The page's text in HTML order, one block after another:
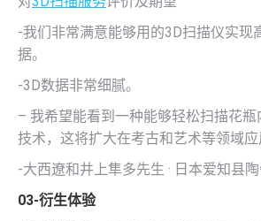
-我们非常满意能够用的3D扫描仪实现
据。
-3D数据非常细腻。
– 我希望能看到一种能够轻松扫描花
技术，这将扩大在考古和艺术等领域应
-大西遼和井上隼多先生 · 日本爱知县
03-衍生体验